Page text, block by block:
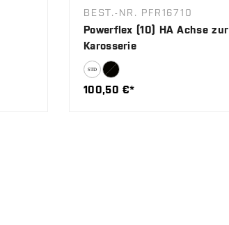
BEST.-NR. PFR16710
Powerflex (10) HA Achse zur
Karosserie
100,50 €*